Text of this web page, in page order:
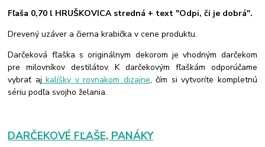
Fľaša 0,70 l HRUŠKOVICA stredná + text "Odpi, či je dobrá".
Drevený uzáver a čierna krabička v cene produktu.
Darčeková fľaška s originálnym dekorom je vhodným darčekom
pre milovníkov destilátov. K darčekovým fľaškám odporúčame
vybrať aj kalíšky v rovnakom dizajne, čím si vytvoríte kompletnú
sériu podľa svojho želania.
DARČEKOVÉ FĽAŠE, PANÁKY